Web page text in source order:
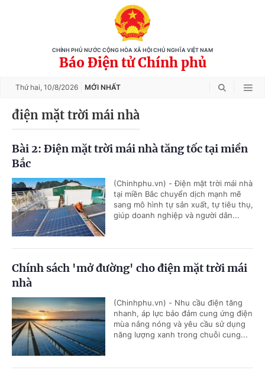
CHÍNH PHỦ NƯỚC CỘNG HÒA XÃ HỘI CHỦ NGHĨA VIỆT NAM
Báo Điện tử Chính phủ
Thứ hai, 10/8/2026 MỚI NHẤT
điện mặt trời mái nhà
Bài 2: Điện mặt trời mái nhà tăng tốc tại miền
Bắc
(Chinhphu.vn) - Điện mặt trời mái nhà
tại miền Bắc chuyển dịch mạnh mẽ
sang mô hình tự sản xuất, tự tiêu thụ,
giúp doanh nghiệp và người dân...
Chính sách 'mở đường' cho điện mặt trời mái
nhà
(Chinhphu.vn) - Nhu cầu điện tăng
nhanh, áp lực bảo đảm cung ứng điện
mùa nắng nóng và yêu cầu sử dụng
năng lượng xanh trong chuỗi cung...